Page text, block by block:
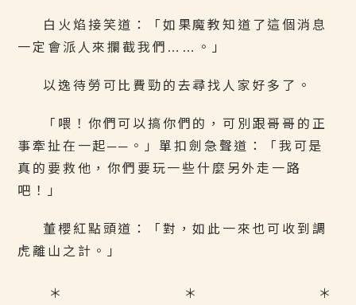
白火焰接笑道：「如果魔教知道了這個消息
一定會派人來攔截我們……。」
以逸待勞可比費勁的去尋找人家好多了。
「喂！你們可以搞你們的，可別跟哥哥的正
事牽扯在一起──。」單扣劍急聲道：「我可是
真的要救他，你們要玩一些什麼另外走一路
吧！」
董櫻紅點頭道：「對，如此一來也可收到調
虎離山之計。」
＊ ＊ ＊